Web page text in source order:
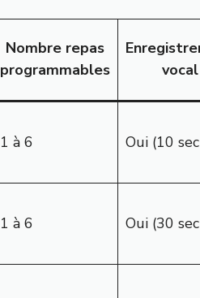
Nombre repas
programmables
vocal
1 à 6 Oui (10
1 à 6 Oui (30